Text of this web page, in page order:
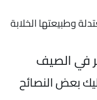
وطبيعتها الخلابة
الصيف
بعض النصائح